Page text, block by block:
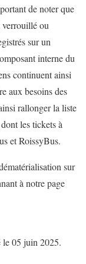
de noter que
verrouillé ou
sur un
interne du
continuent ainsi
aux besoins des
rallonger la liste
les tickets à
et RoissyBus.
sur
à notre page
05 juin 2025.